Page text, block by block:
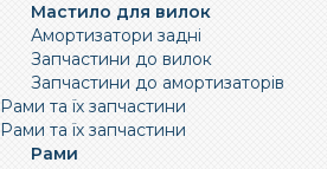
Мастило для вилок
Амортизатори задні
Запчастини до вилок
Запчастини до амортизаторів
Рами та їх запчастини
Рами та їх запчастини
Рами